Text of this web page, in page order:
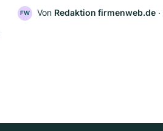
FW Von Redaktion firmenweb.de ‧